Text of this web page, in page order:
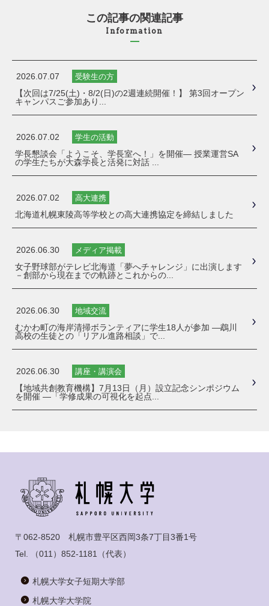
この記事の関連記事
Information
2026.07.07 受験生の方
【次回は7/25(土)・8/2(日)の2週連続開催！】 第3回オープン
キャンパスご参加あり...
2026.07.02 学生の活動
学長懇談会「ようこそ、学長室へ！」を開催― 授業運営SA
の学生たちが大森学長と活発に対話 ...
2026.07.02 高大連携
北海道札幌東陵高等学校との高大連携協定を締結しました
2026.06.30 メディア掲載
女子野球部がテレビ北海道「夢へチャレンジ」に出演します
－創部から現在までの軌跡とこれからの...
2026.06.30 地域交流
むかわ町の海岸清掃ボランティアに学生18人が参加 ―鵡川
高校の生徒との「リアル進路相談」で...
2026.06.30 講座・講演会
【地域共創教育機構】7月13日（月）設立記念シンポジウム
を開催 ―「学修成果の可視化を起点...
〒062-8520 札幌市豊平区西岡3条7丁目3番1号
Tel.
（011）852-1181 （代表）
札幌大学女子短期大学部
札幌大学大学院